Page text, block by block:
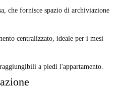
che fornisce spazio di archiviazione
centralizzato, ideale per i mesi
a piedi l'appartamento.